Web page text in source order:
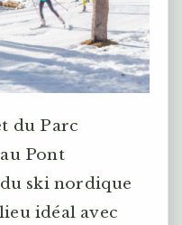
du Parc
Pont
ski nordique
idéal avec